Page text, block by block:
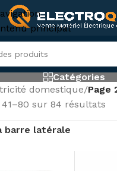
principal
Catégories
domestique/Page
sur 84 résultats
barre latérale